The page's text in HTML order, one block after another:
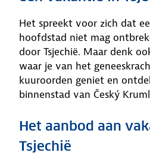
Het spreekt voor zich dat
hoofdstad niet mag
door Tsjechië. Maar denk
waar je van het
kuuroorden geniet en
binnenstad van Český
Het aanbod aan
Tsjechië